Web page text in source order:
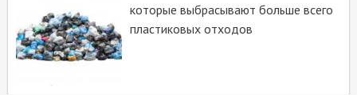
которые выбрасывают больше всего
пластиковых отходов